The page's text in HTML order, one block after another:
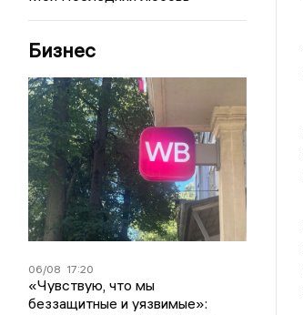
Бизнес
06/08 17:20
«Чувствую, что мы
беззащитные и уязвимые»: